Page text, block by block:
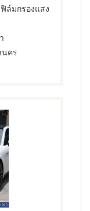
ล์มกรองแสง
นคร